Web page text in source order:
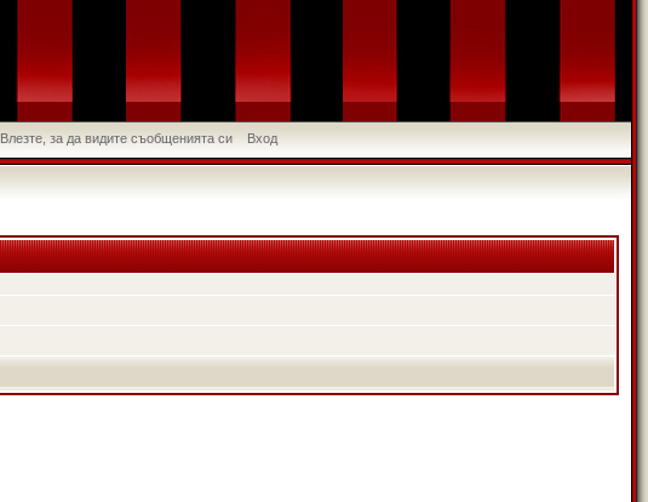
Влезте, за да видите съобщенията си Вход